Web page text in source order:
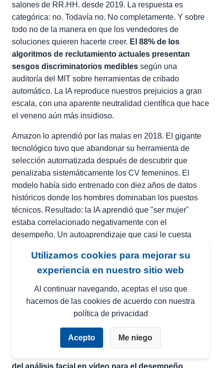
Utilizamos cookies para mejorar su
experiencia en nuestro sitio web
Al continuar navegando, aceptas el uso que
hacemos de las cookies de acuerdo con nuestra
política de privacidad
Acepto Me niego
salones de RR.HH. desde 2019. La respuesta es
categórica: no. Todavía no. No completamente. Y sobre
todo no de la manera en que los vendedores de
soluciones quieren hacerte creer. El 88% de los
algoritmos de reclutamiento actuales presentan
sesgos discriminatorios medibles según una
auditoría del MIT sobre herramientas de cribado
automático. La IA reproduce nuestros prejuicios a gran
escala, con una aparente neutralidad científica que hace
el veneno aún más insidioso.
Amazon lo aprendió por las malas en 2018. El gigante
tecnológico tuvo que abandonar su herramienta de
selección automatizada después de descubrir que
penalizaba sistemáticamente los CV femeninos. El
modelo había sido entrenado con diez años de datos
históricos donde los hombres dominaban los puestos
técnicos. Resultado: la IA aprendió que "ser mujer"
estaba correlacionado negativamente con el
desempeño. Un autoaprendizaje que casi le cuesta
Las promesas espejismo del cribado
algorítmico
Los vendedores te venden sueños. Análisis semántico
de CV en 0,3 segundos. Detección de microexpresiones
en vídeo para evaluar la honestidad. Puntuación
predictiva del *turnover* basada en el estilo de escritura.
Es espectáculo. No es ciencia.